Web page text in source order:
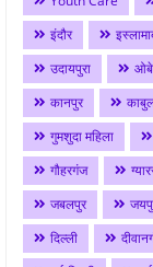
इंदौर
उदायपुरा
कानपुर
गुमशुदा महिला
गौहरगंज
जबलपुर
दिल्ली